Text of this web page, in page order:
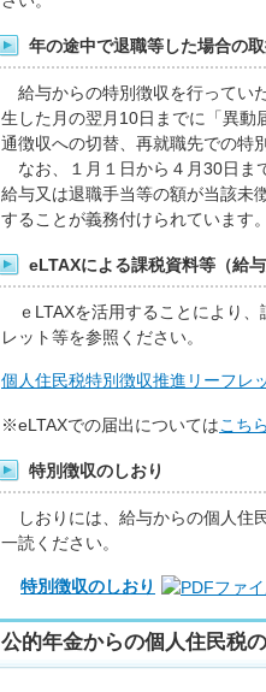
年の途中で退職等した場合の
給与からの特別徴収を行ってい
生した月の翌月10日までに「異動
通徴収への切替、再就職先での特
なお、１月１日から４月30日ま
給与又は退職手当等の額が当該未
することが義務付けられています
eLTAXによる課税資料等（給
ｅLTAXを活用することにより、
レット等を参照ください。
個人住民税特別徴収推進リーフレ
※eLTAXでの届出についてはこちら
特別徴収のしおり
しおりには、給与からの個人住
一読ください。
特別徴収のしおり
公的年金からの個人住民税